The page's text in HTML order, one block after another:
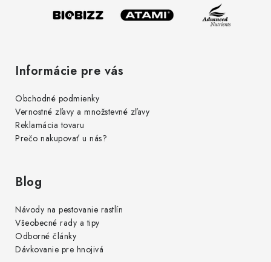
Informácie pre vás
Obchodné podmienky
Vernostné zľavy a množstevné zľavy
Reklamácia tovaru
Prečo nakupovať u nás?
Blog
Návody na pestovanie rastlín
Všeobecné rady a tipy
Odborné články
Dávkovanie pre hnojivá